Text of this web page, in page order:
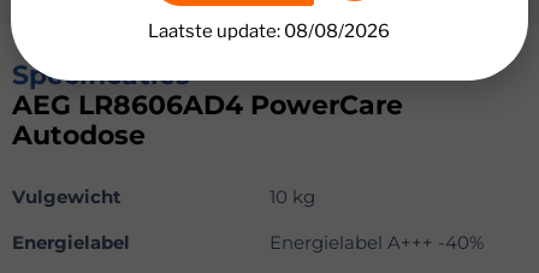
Specificaties
AEG LR8606AD4 PowerCare
Autodose
Vulgewicht
10 kg
Energielabel
Energielabel A+++ -40%
Laatste update: 08/08/2026